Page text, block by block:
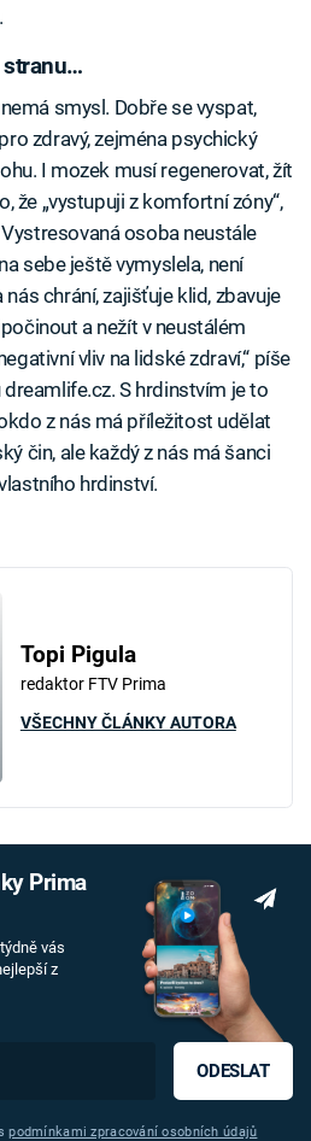
stranu…
smysl. Dobře se vyspat,
zdravý, zejména psychický
I mozek musí regenerovat, žít
že „vystupuji z komfortní zóny“,
osoba neustále
sebe ještě vymyslela, není
chrání, zajišťuje klid, zbavuje
a nežít v neustálém
vliv na lidské zdraví,“ píše
S hrdinstvím je to
z nás má příležitost udělat
čin, ale každý z nás má šanci
hrdinství.
Topi Pigula
redaktor FTV Prima
VŠECHNY ČLÁNKY AUTORA
Prima
vás
z
ODESLAT
podmínkami zpracování osobních údajů